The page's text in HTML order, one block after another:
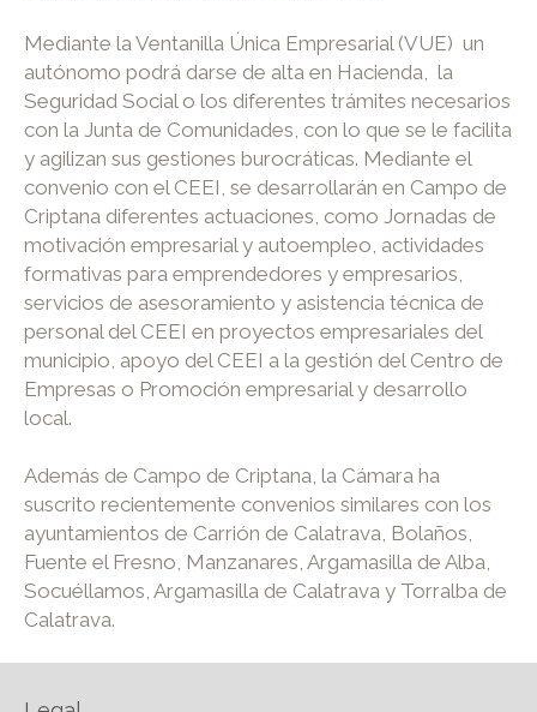
Mediante la Ventanilla Única Empresarial (VUE) un
autónomo podrá darse de alta en Hacienda, la
Seguridad Social o los diferentes trámites necesarios
con la Junta de Comunidades, con lo que se le facilita
y agilizan sus gestiones burocráticas. Mediante el
convenio con el CEEI, se desarrollarán en Campo de
Criptana diferentes actuaciones, como Jornadas de
motivación empresarial y autoempleo, actividades
formativas para emprendedores y empresarios,
servicios de asesoramiento y asistencia técnica de
personal del CEEI en proyectos empresariales del
municipio, apoyo del CEEI a la gestión del Centro de
Empresas o Promoción empresarial y desarrollo
local.
Además de Campo de Criptana, la Cámara ha
suscrito recientemente convenios similares con los
ayuntamientos de Carrión de Calatrava, Bolaños,
Fuente el Fresno, Manzanares, Argamasilla de Alba,
Socuéllamos, Argamasilla de Calatrava y Torralba de
Calatrava.